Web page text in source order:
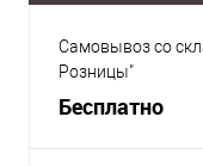
Самовывоз со
Розницы"
Бесплатно